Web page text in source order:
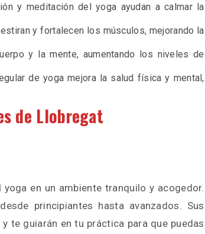
y meditación del yoga ayudan a calmar la
y fortalecen los músculos, mejorando la
y la mente, aumentando los niveles de
de yoga mejora la salud física y mental,
de Llobregat
en un ambiente tranquilo y acogedor.
principiantes hasta avanzados. Sus
te guiarán en tu práctica para que puedas